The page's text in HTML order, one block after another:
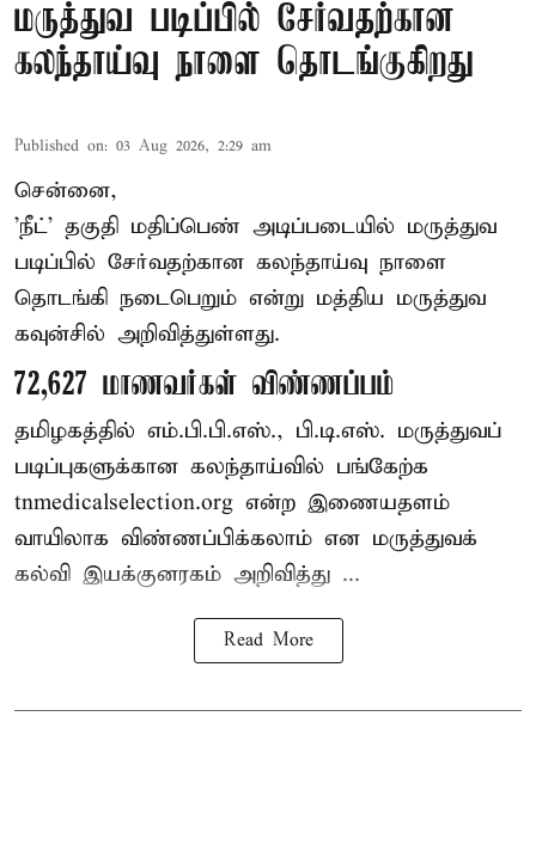
மருத்துவ படிப்பில் சேர்வதற்கான
கலந்தாய்வு நாளை தொடங்குகிறது
Published on: 03 Aug 2026, 2:29 am
சென்னை,
'நீட்' தகுதி மதிப்பெண் அடிப்படையில் மருத்துவ
படிப்பில் சேர்வதற்கான கலந்தாய்வு நாளை
தொடங்கி நடைபெறும் என்று மத்திய மருத்துவ
கவுன்சில் அறிவித்துள்ளது.
72,627 மாணவர்கள் விண்ணப்பம்
தமிழகத்தில் எம்.பி.பி.எஸ்., பி.டி.எஸ். மருத்துவப்
படிப்புகளுக்கான கலந்தாய்வில் பங்கேற்க
tnmedicalselection.org என்ற இணையதளம்
வாயிலாக விண்ணப்பிக்கலாம் என மருத்துவக்
கல்வி இயக்குனரகம் அறிவித்து ...
Read More